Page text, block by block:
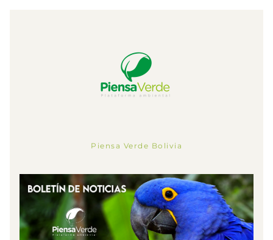
Piensa Verde Bolivia